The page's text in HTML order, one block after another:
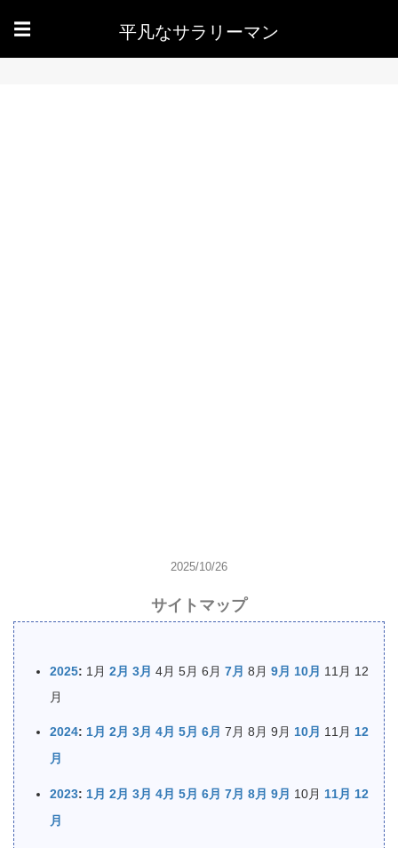
☰ 平凡なサラリーマン
2025/10/26
サイトマップ
2025: 1月 2月 3月 4月 5月 6月 7月 8月 9月 10月 11月 12
月
2024: 1月 2月 3月 4月 5月 6月 7月 8月 9月 10月 11月 12
月
2023: 1月 2月 3月 4月 5月 6月 7月 8月 9月 10月 11月 12
月